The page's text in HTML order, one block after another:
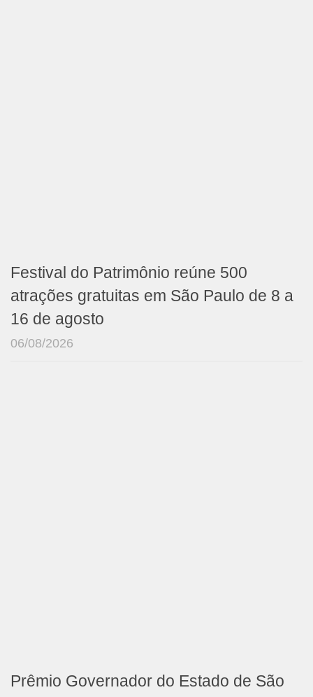
Festival do Patrimônio reúne 500
atrações gratuitas em São Paulo de 8 a
16 de agosto
06/08/2026
Prêmio Governador do Estado de São